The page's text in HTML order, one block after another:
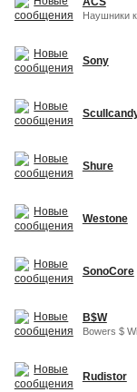
Наушники
Sony
Shure
Westone
SonoCore
B$W
Bowers $
Rudistor